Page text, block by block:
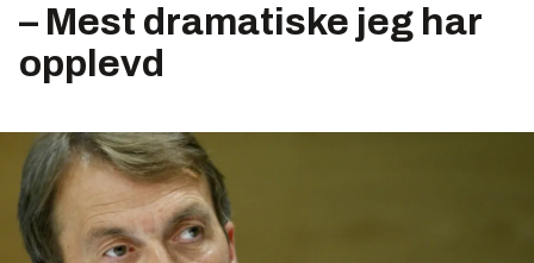
– Mest dramatiske jeg har
opplevd